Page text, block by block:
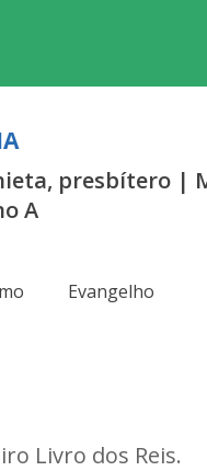
presbítero |
A
Evangelho
Livro dos Reis.